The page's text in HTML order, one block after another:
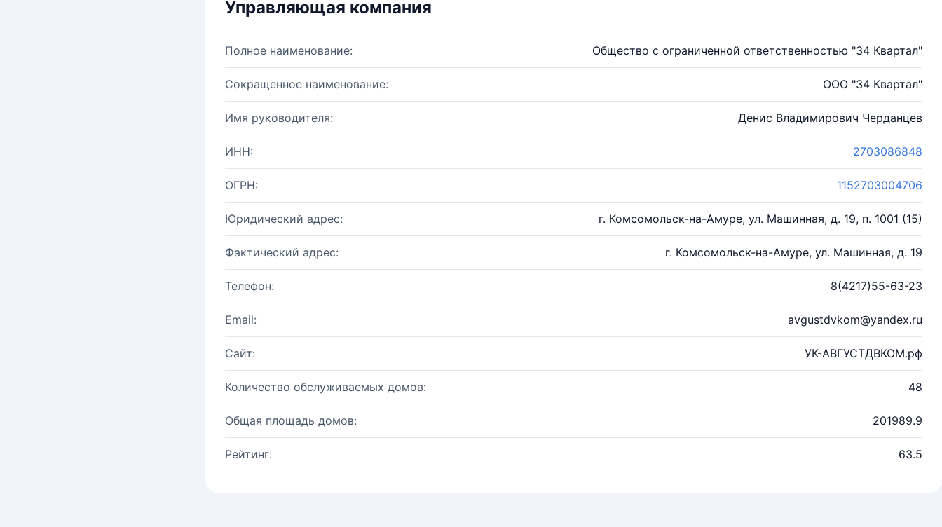
Управляющая компания
Полное наименование: Общество с ограниченной ответственностью "34 Квартал"
Сокращенное наименование: ООО "34 Квартал"
Имя руководителя: Денис Владимирович Черданцев
ИНН: 2703086848
ОГРН: 1152703004706
Юридический адрес: г. Комсомольск-на-Амуре, ул. Машинная, д. 19, п. 1001 (15)
Фактический адрес: г. Комсомольск-на-Амуре, ул. Машинная, д. 19
Телефон: 8(4217)55-63-23
Email: avgustdvkom@yandex.ru
Сайт: УК-АВГУСТДВКОМ.рф
Количество обслуживаемых домов: 48
Общая площадь домов: 201989.9
Рейтинг: 63.5